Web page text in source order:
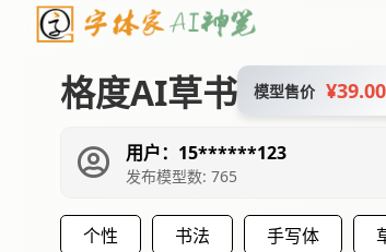
格度AI草书 模型售价 ¥39.00
用户：15******123
发布模型数: 765
个性 书法 手写体